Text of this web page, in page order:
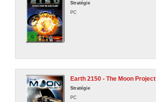
Stratégie
PC
Earth 2150 - The Moon Project
Stratégie
PC